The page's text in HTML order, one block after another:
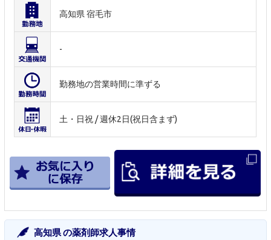
高知県 宿毛市
-
勤務地の営業時間に準ずる
土・日祝 / 週休2日(祝日含まず)
高知県 の薬剤師求人事情